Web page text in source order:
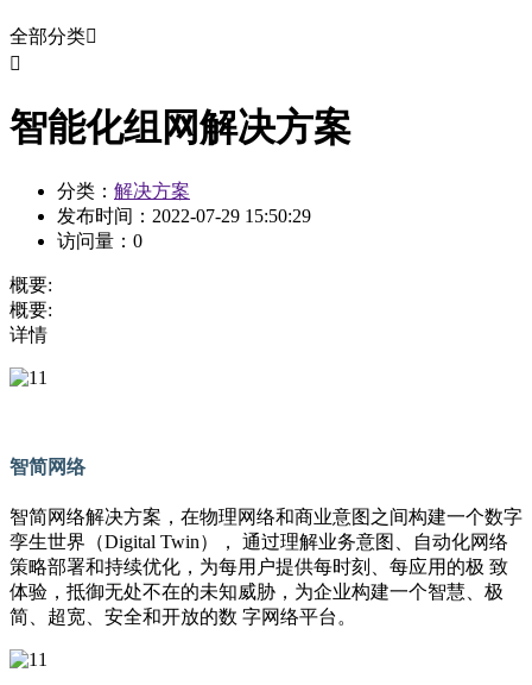
全部分类

智能化组网解决方案
分类： 解决方案
发布时间： 2022-07-29 15:50:29
访问量： 0
概要:
概要:
详情
智简网络
智简网络解决方案，在物理网络和商业意图之间构建一个数字
孪生世界（Digital Twin）， 通过理解业务意图、自动化网络
策略部署和持续优化，为每用户提供每时刻、每应用的极 致
体验，抵御无处不在的未知威胁，为企业构建一个智慧、极
简、超宽、安全和开放的数 字网络平台。